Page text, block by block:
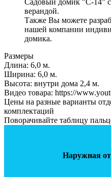
верандой.
Также Вы можете
нашей компании
домика.
Размеры
Длина: 6,0 м.
Ширинa: 6,0 м.
Высота: внутри дома 2,4 м.
Видео товара: https://
Цены на разные варианты
комплектаций
Поворачивайте таблицу
Наружная